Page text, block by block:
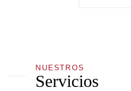
NUESTROS
Servicios